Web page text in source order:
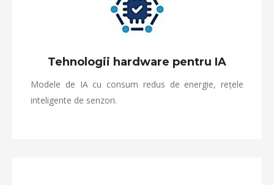
Tehnologii hardware pentru IA
Modele de IA cu consum redus de energie, rețele
inteligente de senzori.